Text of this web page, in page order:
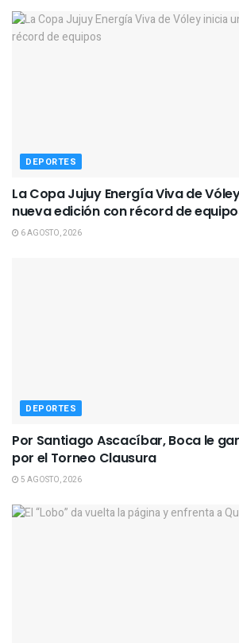
DEPORTES
La Copa Jujuy Energía Viva de
nueva edición con récord de
6 AGOSTO, 2026
DEPORTES
Por Santiago Ascacíbar, Boca le
por el Torneo Clausura
5 AGOSTO, 2026